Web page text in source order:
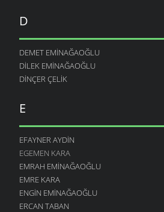
D
DEMET EMINAĞAOĞLU
DILEK EMINAĞAOĞLU
DINÇER ÇELIK
E
EFAYNER AYDIN
EGEMEN KARA
EMRAH EMINAĞAOĞLU
EMRE KARA
ENGIN EMINAĞAOĞLU
ERCAN TABAN